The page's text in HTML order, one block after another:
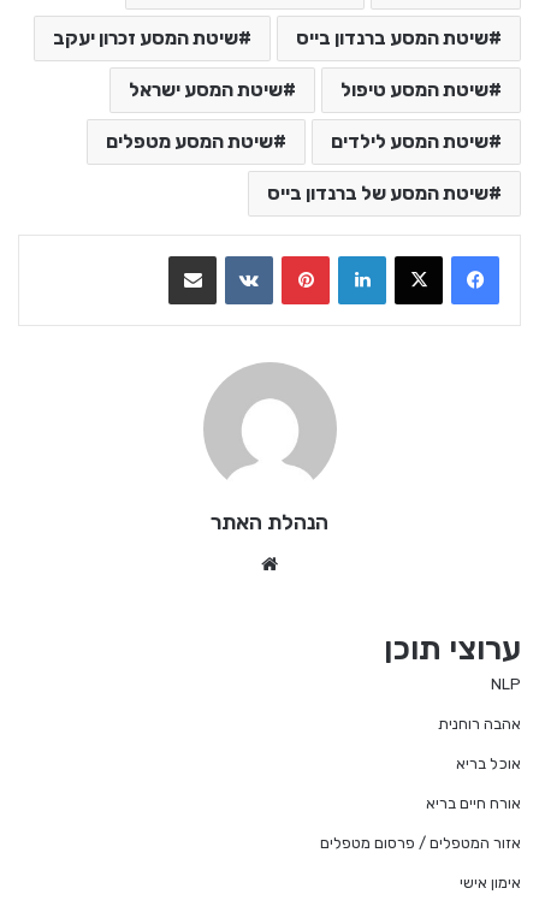
שיטת המסע ברנדון בייס שיטת המסע זכרון יעקב
שיטת המסע טיפול שיטת המסע ישראל
שיטת המסע לילדים שיטת המסע מטפלים
שיטת המסע של ברנדון בייס
LinkedIn
VKontakte
הנהלת האתר
ערוצי תוכן
NLP
אהבה רוחנית
אוכל בריא
אורח חיים בריא
אזור המטפלים / פרסום מטפלים
אימון אישי